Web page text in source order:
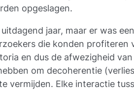
opgeslagen.
jaar, maar er was
die konden profiteren
en dus de afwezigheid van
om decoherentie
vermijden. Elke interactie